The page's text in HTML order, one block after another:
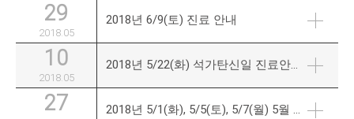
29
2018.05
2018년 6/9(토) 진료 안내
10
2018.05
2018년 5/22(화) 석가탄신일 진료안내
27 2018년 5/1(화), 5/5(토), 5/7(월) 5월 연휴 진료 안내